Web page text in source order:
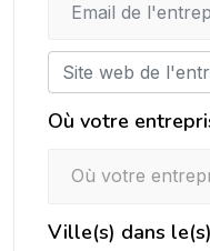
Où votre
Où votre
Ville(s) dans